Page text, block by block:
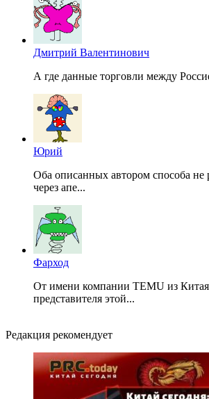
Дмитрий Валентинович
А где данные торговли между
Юрий
Оба описанных автором способа не
через апе...
Фарход
От имени компании TEMU из Китая
представителя этой...
Редакция рекомендует